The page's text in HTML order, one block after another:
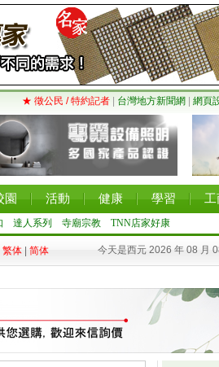
★ 徵公民 / 特約記者 台灣地方新聞網 網頁
園 活動 健康 學習 工
達人系列 寺廟宗教 TNN店家好康
繁体 简体 今天是西元 2026 年 08 月